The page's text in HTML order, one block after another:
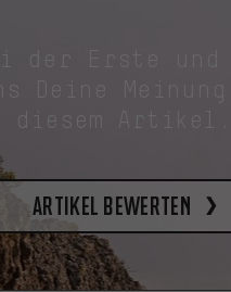
diesem Artikel.
Artikel bewerten